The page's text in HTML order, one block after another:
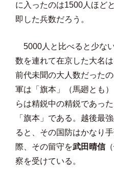
に入ったのは1500人ほど
即した兵数だろう。
5000人と比べると少な
数を連れて在京した大名
前代未聞の大人数だった
軍は「旗本」（馬廻とも
らは精鋭中の精鋭であっ
「旗本」である。越後最
ると、その国防はかなり
際、その留守を武田晴信（
察を受けている。